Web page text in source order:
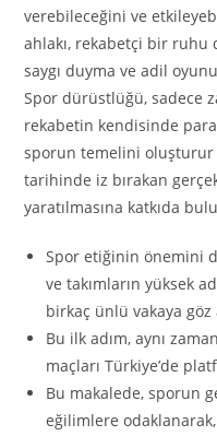
verebileceğini ve
ahlakı, rekabetçi bir ruhu
saygı duyma ve adil
Spor dürüstlüğü, sadece
rekabetin kendisinde
sporun temelini oluşturur
tarihinde iz bırakan
yaratılmasına katkıda
Spor etiğinin önemini
ve takımların yüksek
birkaç ünlü vakaya göz
Bu ilk adım, aynı
maçları Türkiye’de
Bu makalede, sporun
eğilimlere